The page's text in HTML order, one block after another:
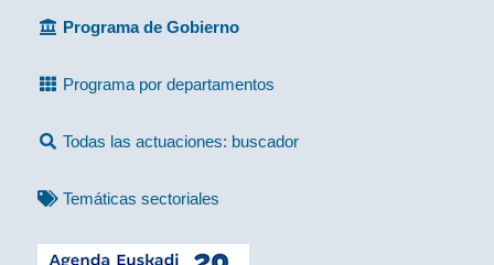
Programa de Gobierno
Programa por departamentos
Todas las actuaciones: buscador
Temáticas sectoriales